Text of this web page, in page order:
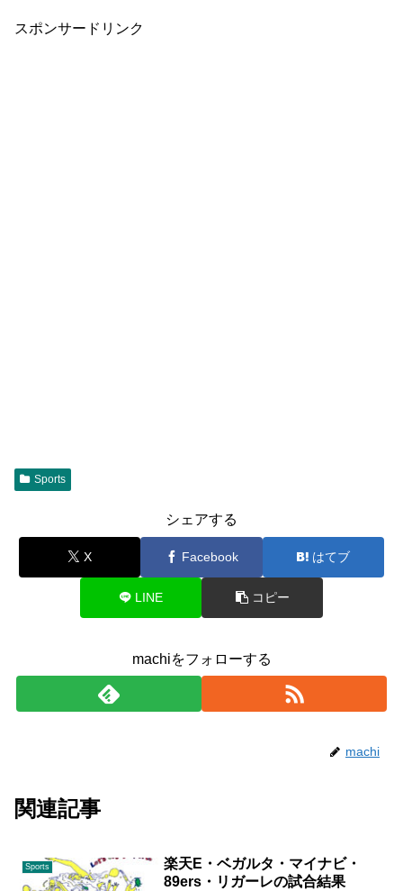
スポンサードリンク
Sports
シェアする
X Facebook はてブ
LINE コピー
machiをフォローする
machi
関連記事
Sports
楽天E・ベガルタ・マイナビ・
89ers・リガーレの試合結果